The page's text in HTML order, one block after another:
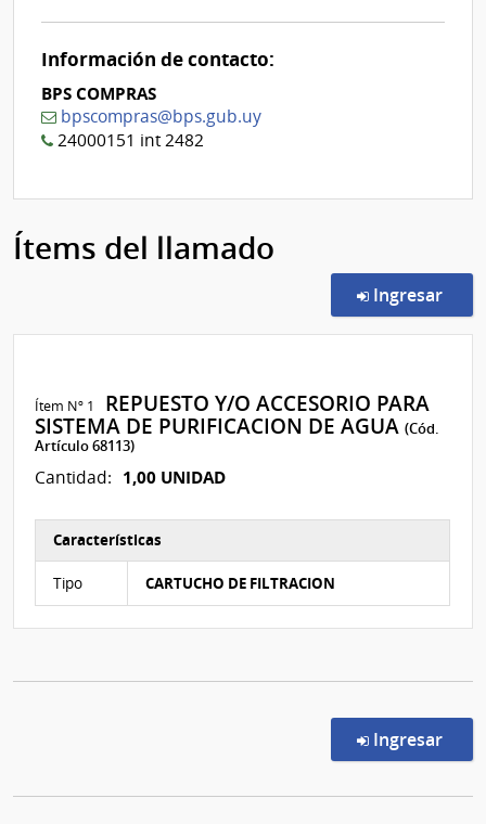
0
Información de contacto:
BPS COMPRAS
bpscompras@bps.gub.uy
24000151 int 2482
Ítems del llamado
Ingresar
Ítem Nº 1
REPUESTO Y/O ACCESORIO PARA
SISTEMA DE PURIFICACION DE AGUA(Cód.
Artículo 68113)
Cantidad: 1,00 UNIDAD
Características
Tipo CARTUCHO DE FILTRACION
Ingresar